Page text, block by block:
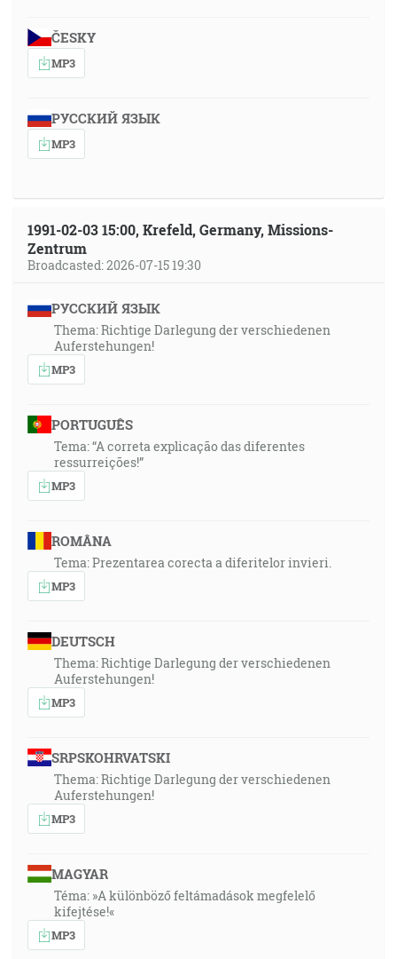
ČESKY
MP3
РУССКИЙ ЯЗЫК
MP3
1991-02-03 15:00, Krefeld, Germany, Missions-
Zentrum
Broadcasted: 2026-07-15 19:30
РУССКИЙ ЯЗЫК
Thema: Richtige Darlegung der verschiedenen
Auferstehungen!
MP3
PORTUGUÊS
Tema: “A correta explicação das diferentes
ressurreições!”
MP3
ROMÂNA
Tema: Prezentarea corecta a diferitelor invieri.
MP3
DEUTSCH
Thema: Richtige Darlegung der verschiedenen
Auferstehungen!
MP3
SRPSKOHRVATSKI
Thema: Richtige Darlegung der verschiedenen
Auferstehungen!
MP3
MAGYAR
Téma: »A különböző feltámadások megfelelő
kifejtése!«
MP3